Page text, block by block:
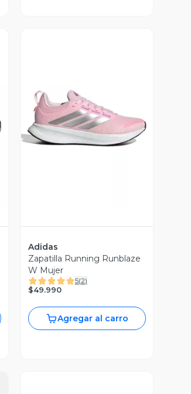
Vista Previa
Adidas
Zapatilla Running Runblaze
W Mujer
5(2)
$49.990
Agregar al carro